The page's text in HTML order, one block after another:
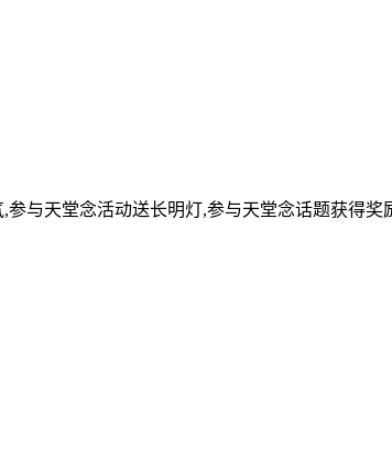
与天堂念活动送长明灯,参与天堂念话题获得奖